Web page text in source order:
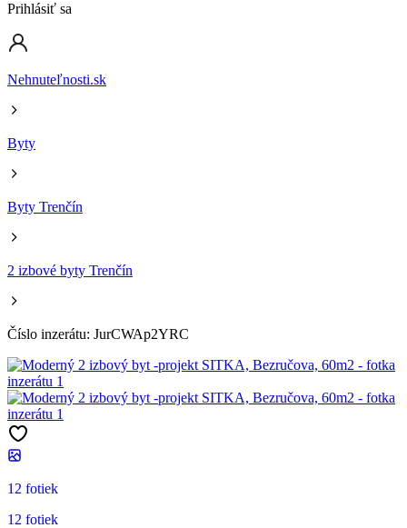
Prihlásiť sa
Nehnuteľnosti.sk
Byty
Byty Trenčín
2 izbové byty Trenčín
Číslo inzerátu: JurCWAp2YRC
12 fotiek
12 fotiek